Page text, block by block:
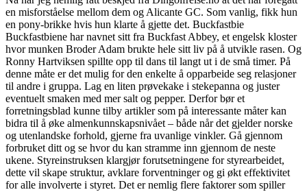
en misforståelse mellom dem og Alicante GC. Som vanlig, fikk hun
en pony-brikke hvis hun klarte å gjette det. Buckfastbie
Buckfastbiene har navnet sitt fra Buckfast Abbey, et engelsk kloster
hvor munken Broder Adam brukte hele sitt liv på å utvikle rasen. Og
Ronny Hartviksen spillte opp til dans til langt ut i de små timer. På
denne måte er det mulig for den enkelte å opparbeide seg relasjoner
til andre i gruppa. Lag en liten prøvekake i stekepanna og juster
eventuelt smaken med mer salt og pepper. Derfor bør et
forretningsblad kunne tilby artikler som på interessante måter kan
bidra til å øke almenkunnskapsnivået – både når det gjelder norske
og utenlandske forhold, gjerne fra uvanlige vinkler. Gå gjennom
forbruket ditt og se hvor du kan stramme inn gjennom de neste
ukene. Styreinstruksen klargjør forutsetningene for styrearbeidet,
dette vil skape struktur, avklare forventninger og gi økt effektivitet
for alle involverte i styret. Det er nemlig flere faktorer som spiller